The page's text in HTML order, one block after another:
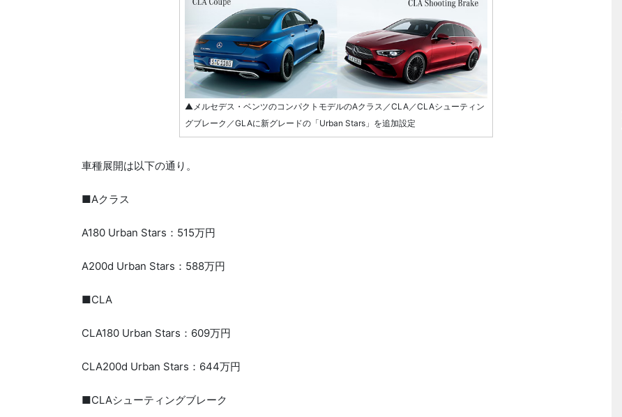
▲メルセデス・ベンツのコンパクトモデルのAクラス／CLA／CLAシューティン
グブレーク／GLAに新グレードの「Urban Stars」を追加設定
車種展開は以下の通り。
■Aクラス
A180 Urban Stars：515万円
A200d Urban Stars：588万円
■CLA
CLA180 Urban Stars：609万円
CLA200d Urban Stars：644万円
■CLAシューティングブレーク